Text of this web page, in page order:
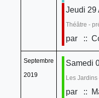
Jeudi 29
Théâtre -
par ::
Septembre
2019
Samedi
Les
par
::